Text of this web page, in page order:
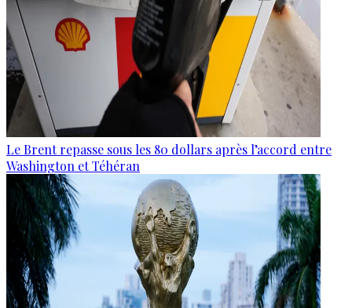
Le Brent repasse sous les 80 dollars après l’accord entre
Washington et Téhéran